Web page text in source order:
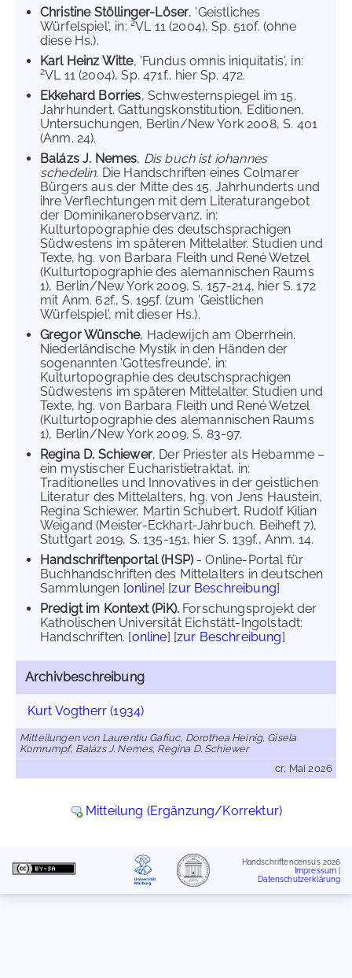
Christine Stöllinger-Löser, 'Geistliches
Würfelspiel', in: 2VL 11 (2004), Sp. 510f. (ohne
diese Hs.).
Karl Heinz Witte, 'Fundus omnis iniquitatis', in:
2VL 11 (2004), Sp. 471f., hier Sp. 472.
Ekkehard Borries, Schwesternspiegel im 15.
Jahrhundert. Gattungskonstitution, Editionen,
Untersuchungen, Berlin/New York 2008, S. 401
(Anm. 24).
Balázs J. Nemes, Dis buch ist iohannes
schedelin. Die Handschriften eines Colmarer
Bürgers aus der Mitte des 15. Jahrhunderts und
ihre Verflechtungen mit dem Literaturangebot
der Dominikanerobservanz, in:
Kulturtopographie des deutschsprachigen
Südwestens im späteren Mittelalter. Studien und
Texte, hg. von Barbara Fleith und René Wetzel
(Kulturtopographie des alemannischen Raums
1), Berlin/New York 2009, S. 157-214, hier S. 172
mit Anm. 62f., S. 195f. (zum 'Geistlichen
Würfelspiel', mit dieser Hs.).
Gregor Wünsche, Hadewijch am Oberrhein.
Niederländische Mystik in den Händen der
sogenannten 'Gottesfreunde', in:
Kulturtopographie des deutschsprachigen
Südwestens im späteren Mittelalter. Studien und
Texte, hg. von Barbara Fleith und René Wetzel
(Kulturtopographie des alemannischen Raums
1), Berlin/New York 2009, S. 83-97.
Regina D. Schiewer, Der Priester als Hebamme –
ein mystischer Eucharistietraktat, in:
Traditionelles und Innovatives in der geistlichen
Literatur des Mittelalters, hg. von Jens Haustein,
Regina Schiewer, Martin Schubert, Rudolf Kilian
Weigand (Meister-Eckhart-Jahrbuch. Beiheft 7),
Stuttgart 2019, S. 135-151, hier S. 139f., Anm. 14.
Handschriftenportal (HSP)- Online-Portal für
Buchhandschriften des Mittelalters in deutschen
Sammlungen [online] [zur Beschreibung]
Predigt im Kontext (PiK). Forschungsprojekt der
Katholischen Universität Eichstätt-Ingolstadt:
Handschriften. [online] [zur Beschreibung]
Archivbeschreibung
Kurt Vogtherr (1934)
Mitteilungen von Laurentiu Gafiuc, Dorothea Heinig, Gisela
Kornrumpf, Balázs J. Nemes, Regina D. Schiewer
cr, Mai 2026
Mitteilung (Ergänzung/Korrektur)
Handschriftencensus 2026
Impressum
Datenschutzerklärung